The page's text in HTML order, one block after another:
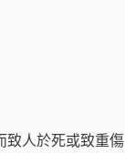
致人於死或致重傷